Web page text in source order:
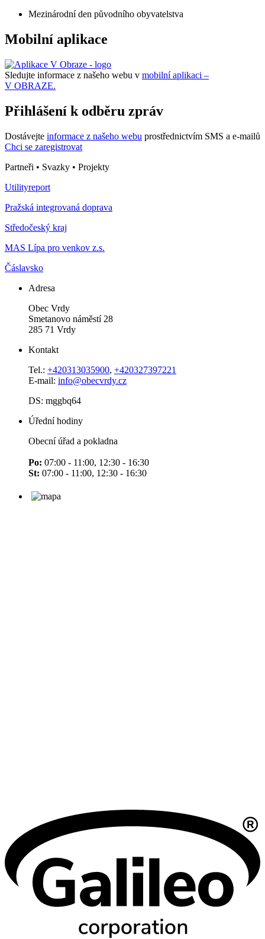
Mezinárodní den původního obyvatelstva
Mobilní aplikace
Sledujte informace z našeho webu v mobilní aplikaci –
V OBRAZE.
Přihlášení k odběru zpráv
Dostávejte informace z našeho webu prostřednictvím SMS a e-mailů
Chci se zaregistrovat
Partneři • Svazky • Projekty
Utilityreport
Pražská integrovaná doprava
Středočeský kraj
MAS Lípa pro venkov z.s.
Čáslavsko
Adresa
Obec Vrdy
Smetanovo náměstí 28
285 71 Vrdy
Kontakt
Tel.: +420313035900, +420327397221
E-mail: info@obecvrdy.cz
DS: mggbq64
Úřední hodiny
Obecní úřad a pokladna
Po: 07:00 - 11:00, 12:30 - 16:30
St: 07:00 - 11:00, 12:30 - 16:30